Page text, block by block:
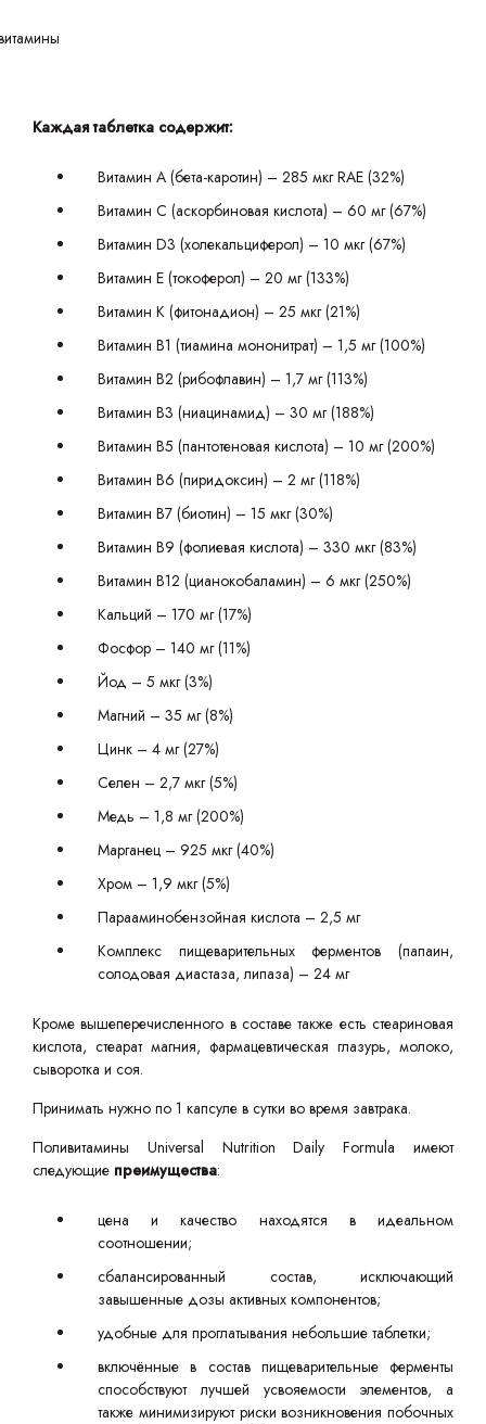
Каждая таблетка содержит:
Витамин А (бета-каротин) – 285 мкг RAE (32%)
Витамин С (аскорбиновая кислота) – 60 мг (67%)
Витамин D3 (холекальциферол) – 10 мкг (67%)
Витамин Е (токоферол) – 20 мг (133%)
Витамин K (фитонадион) – 25 мкг (21%)
Витамин В1 (тиамина мононитрат) – 1,5 мг (100%)
Витамин В2 (рибофлавин) – 1,7 мг (113%)
Витамин B3 (ниацинамид) – 30 мг (188%)
Витамин B5 (пантотеновая кислота) – 10 мг (200%)
Витамин В6 (пиридоксин) – 2 мг (118%)
Витамин B7 (биотин) – 15 мкг (30%)
Витамин B9 (фолиевая кислота) – 330 мкг (83%)
Витамин В12 (цианокобаламин) – 6 мкг (250%)
Кальций – 170 мг (17%)
Фосфор – 140 мг (11%)
Йод – 5 мкг (3%)
Магний – 35 мг (8%)
Цинк – 4 мг (27%)
Селен – 2,7 мкг (5%)
Медь – 1,8 мг (200%)
Марганец – 925 мкг (40%)
Хром – 1,9 мкг (5%)
Парааминобензойная кислота – 2,5 мг
Комплекс пищеварительных ферментов (папаин,
солодовая диастаза, липаза) – 24 мг
Кроме вышеперечисленного в составе также есть стеариновая
кислота, стеарат магния, фармацевтическая глазурь, молоко,
сыворотка и соя.
Принимать нужно по 1 капсуле в сутки во время завтрака.
Поливитамины Universal Nutrition Daily Formula имеют
следующие преимущества:
цена и качество находятся в идеальном
соотношении;
сбалансированный состав, исключающий
завышенные дозы активных компонентов;
удобные для проглатывания небольшие таблетки;
включённые в состав пищеварительные ферменты
способствуют лучшей усвояемости элементов, а
также минимизируют риски возникновения побочных